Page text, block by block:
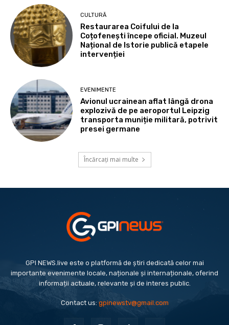
CULTURĂ
Restaurarea Coifului de la
Coțofenești începe oficial. Muzeul
Național de Istorie publică etapele
intervenției
EVENIMENTE
Avionul ucrainean aflat lângă drona
explozivă de pe aeroportul Leipzig
transporta muniție militară, potrivit
presei germane
Încărcați mai multe
GPI NEWS.live este o platformă de știri dedicată celor mai
importante evenimente locale, naționale și internaționale, oferind
informații actuale, relevante și de interes public.
Contact us:gpinewstv@gmail.com